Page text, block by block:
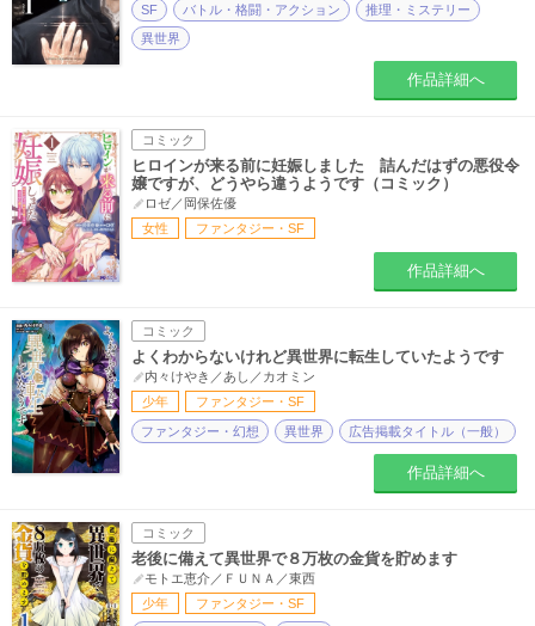
SF バトル・格闘・アクション
推理・ミステリー
異世界
作品詳細へ
コミック
ヒロインが来る前に妊娠しました 詰んだはずの悪役令
嬢ですが、どうやら違うようです（コミック）
ロゼ／岡保佐優
女性
ファンタジー・SF
作品詳細へ
コミック
よくわからないけれど異世界に転生していたようです
内々けやき／あし／カオミン
少年
ファンタジー・SF
ファンタジー・幻想 異世界 広告掲載タイトル（一般）
作品詳細へ
コミック
老後に備えて異世界で８万枚の金貨を貯めます
モトエ恵介／ＦＵＮＡ／東西
少年
ファンタジー・SF